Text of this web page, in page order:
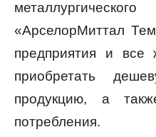
«АрселорМиттал
предприятия и все
приобретать
продукцию, а
потребления.